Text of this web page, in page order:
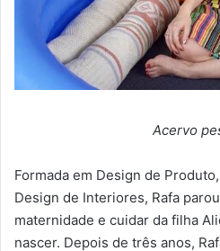
Acervo
Formada em Design de
Design de Interiores, Rafa
maternidade e cuidar da filha
nascer. Depois de três anos,